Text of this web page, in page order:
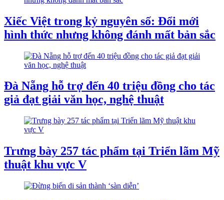
Xiếc Việt trong kỷ nguyên số: Đổi mới
hình thức nhưng không đánh mất bản sắc
Đà Nẵng hỗ trợ đến 40 triệu đồng cho tác
giả đạt giải văn học, nghệ thuật
Trưng bày 257 tác phẩm tại Triển lãm Mỹ
thuật khu vực V